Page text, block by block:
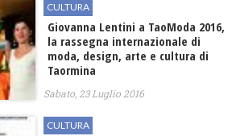
CULTURA
Giovanna Lentini a TaoModa 2016,
la rassegna internazionale di
moda, design, arte e cultura di
Taormina
Sabato, 23 Luglio 2016
CULTURA